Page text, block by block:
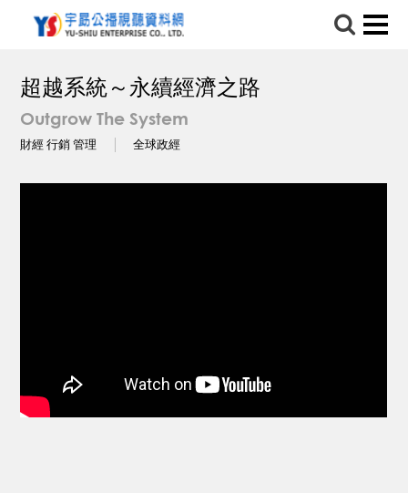
超越系統～永續經濟之路
Outgrow The System
財經 行銷 管理 全球政經